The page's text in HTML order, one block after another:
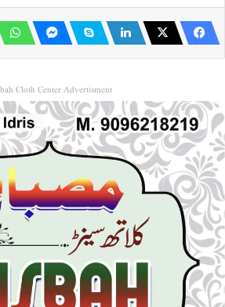
Cloth Center Advertisment